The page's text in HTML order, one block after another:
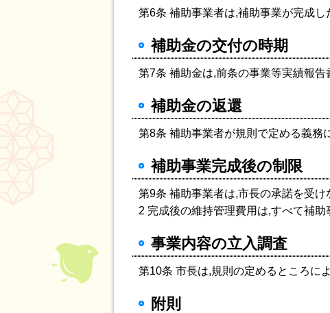
第6条 補助事業者は,補助事業が完成
補助金の交付の時期
第7条 補助金は,前条の事業等実績報
補助金の返還
第8条 補助事業者が規則で定める義務
補助事業完成後の制限
第9条 補助事業者は,市長の承諾を受
2 完成後の維持管理費用は,すべて補助
事業内容の立入調査
第10条 市長は,規則の定めるところに
附則